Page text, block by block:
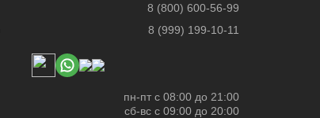
8 (800) 600-56-99
8 (999) 199-10-11
пн-пт с 08:00 до 21:00
сб-вс с 09:00 до 20:00